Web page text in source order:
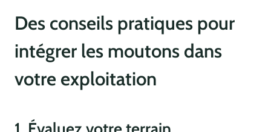
Des conseils pratiques pour
intégrer les moutons dans
votre exploitation